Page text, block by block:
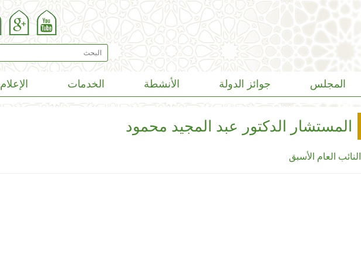
المجلس جوائز الدولة الأنشطة الخدمات الإعلام
المستشار الدكتور عبد المجيد محمود
النائب العام الأسبق